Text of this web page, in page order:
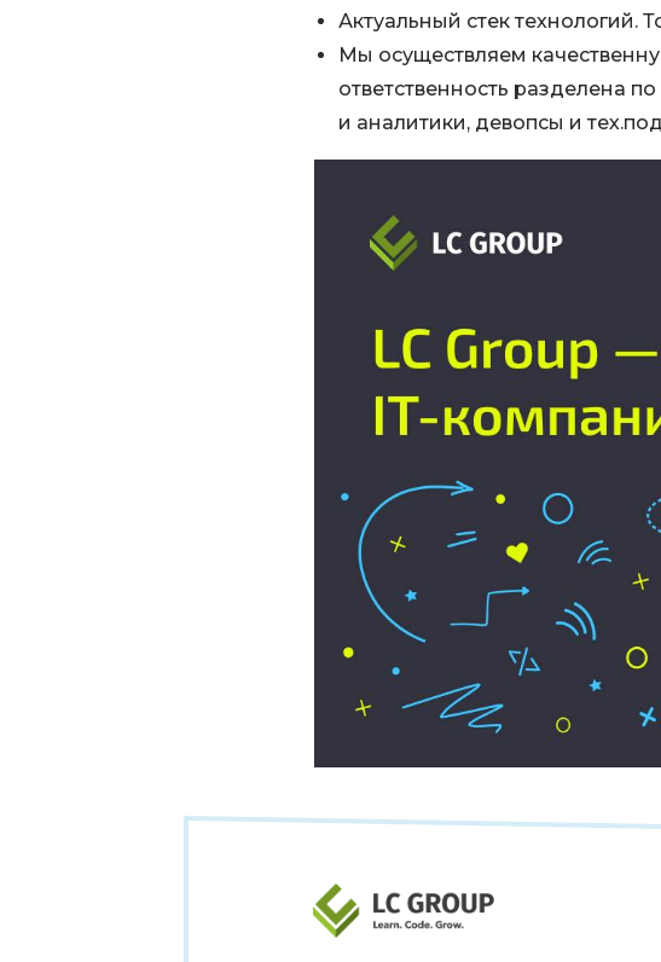
Актуальный стек технологий.
Мы осуществляем
ответственность разделена
и аналитики, девопсы и